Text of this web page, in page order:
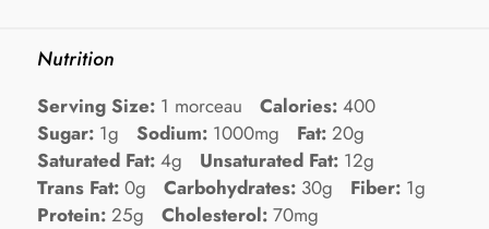
Nutrition
Serving Size: 1 morceau Calories: 400
Sugar: 1g Sodium: 1000mg Fat: 20g
Saturated Fat: 4g Unsaturated Fat: 12g
Trans Fat: 0g Carbohydrates: 30g Fiber: 1g
Protein: 25g Cholesterol: 70mg